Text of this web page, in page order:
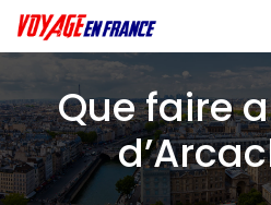
Que faire